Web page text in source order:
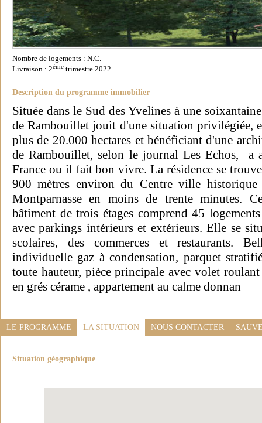
Nombre de logements : N.C.
Livraison : 2ème trimestre 2022
Description du programme immobilier
Située dans le Sud des Yvelines à une
de Rambouillet jouit d'une situation privilégiée,
plus de 20.000 hectares et bénéficiant d'une
de Rambouillet, selon le journal Les Echos, a
France ou il fait bon vivre. La résidence se
900 mètres environ du Centre ville historique
Montparnasse en moins de trente minutes.
bâtiment de trois étages comprend 45
avec parkings intérieurs et extérieurs. Elle se
scolaires, des commerces et restaurants.
individuelle gaz à condensation, parquet
toute hauteur, pièce principale avec volet
en grés cérame , appartement au calme donnan
LE PROGRAMME LA SITUATION NOUS CONTACTER
Situation géographique